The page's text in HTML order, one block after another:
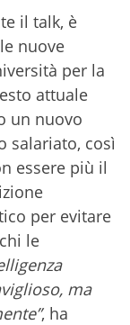
il talk, è
nuove
per la
attuale
un nuovo
salariato, così
essere più il
per evitare
le
ma
, ha